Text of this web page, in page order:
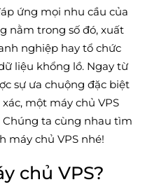
ứng mọi nhu cầu của
nằm trong số đó, xuất
nghiệp hay tổ chức
liệu khổng lồ. Ngay từ
sự ưa chuộng đặc biệt
một máy chủ VPS
ta cùng nhau tìm
máy chủ VPS nhé!
chủ VPS?